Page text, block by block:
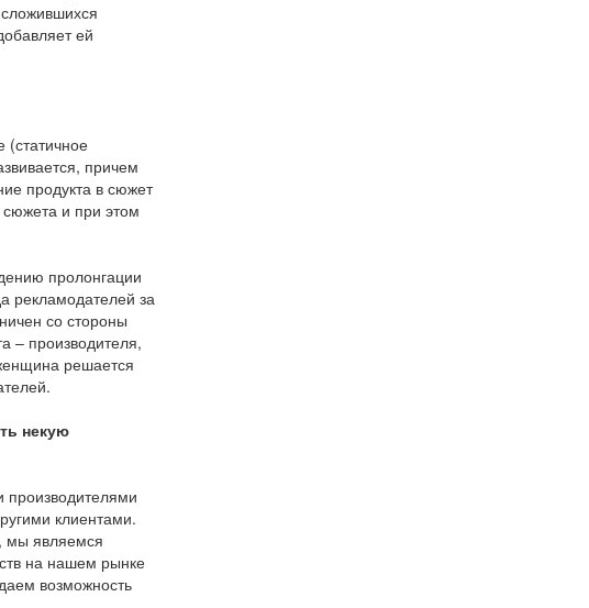
ей
(статичное
причем
продукта в сюжет
и при этом
пролонгации
рекламодателей за
со стороны
– производителя,
решается
некую
производителями
клиентами.
мы являемся
на нашем рынке
возможность